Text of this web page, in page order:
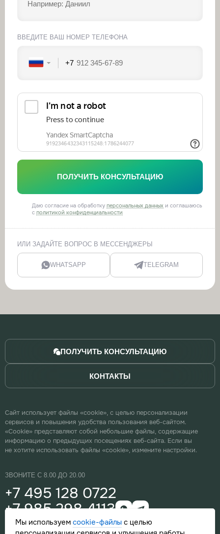
ВВЕДИТЕ ВАШ НОМЕР ТЕЛЕФОНА
+7
ПОЛУЧИТЬ КОНСУЛЬТАЦИЮ
Даю согласие на обработку персональных данных и соглашаюсь
с политикой конфиденциальности
ИЛИ ЗАДАЙТЕ ВОПРОС В МЕССЕНДЖЕРЫ
WHATSAPP TELEGRAM
ПОЛУЧИТЬ КОНСУЛЬТАЦИЮ
КОНТАКТЫ
Сайт использует файлы «cookie», с целью персонализации
сервисов и повышения удобства пользования веб-сайтом.
«Cookie» представляют собой небольшие файлы, содержащие
информацию о предыдущих посещениях веб-сайта. Если вы
не хотите использовать файлы «cookie», измените настройки.
ЗВОНИТЕ С 8.00 ДО 20.00
+7 495 128 0722
+7 985 298 4113
info@topas-ts.ru
Мы используем cookie-файлы с целью